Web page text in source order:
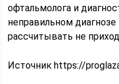
офтальмолога и
неправильном диагнозе
рассчитывать не
Источник https://